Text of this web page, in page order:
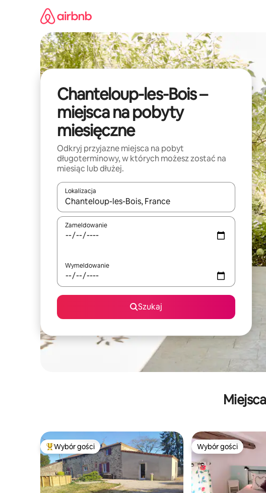
Chanteloup-les-Bois –
miejsca na pobyty
miesięczne
Odkryj przyjazne miejsca na pobyt
długoterminowy, w których możesz zostać na
miesiąc lub dłużej.
Lokalizacja
Gdy wyniki będą dostępne, możesz poruszać się po nich za
Zameldowanie
Wymeldowanie
Szukaj
Najpopularniejsze z kategorii Wybór gości
Wybór gości Wybór gości
Wybór gości